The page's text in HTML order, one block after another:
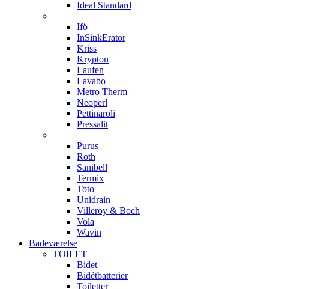
Ideal Standard
–
Ifö
InSinkErator
Kriss
Krypton
Laufen
Lavabo
Metro Therm
Neoperl
Pettinaroli
Pressalit
–
Purus
Roth
Sanibell
Termix
Toto
Unidrain
Villeroy & Boch
Vola
Wavin
Badeværelse
TOILET
Bidet
Bidétbatterier
Toiletter